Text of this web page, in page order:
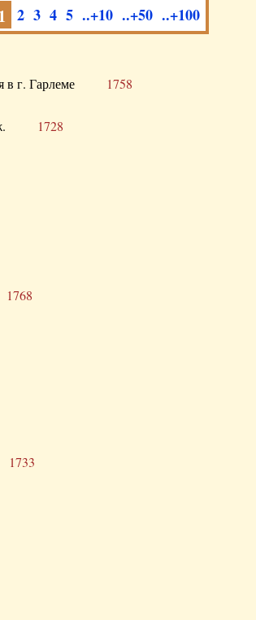
2 3 4 5 ..+10 ..+50 ..+100
в г. Гарлеме 1758
1728
1768
1733